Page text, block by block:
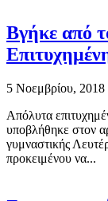
Βγήκε από
5 Νοεμβρίου, 2018
Απόλυτα
υποβλήθηκε στον
γυμναστικής
προκειμένου να...